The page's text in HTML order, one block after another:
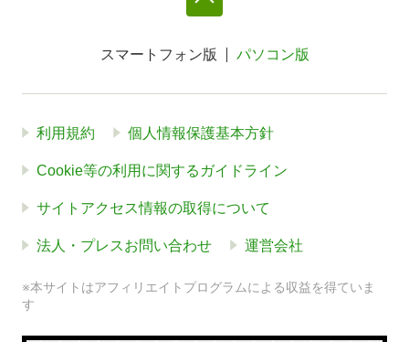
スマートフォン版 パソコン版
利用規約 個人情報保護基本方針
Cookie等の利用に関するガイドライン
サイトアクセス情報の取得について
法人・プレスお問い合わせ 運営会社
※本サイトはアフィリエイトプログラムによる収益を得ていま
す